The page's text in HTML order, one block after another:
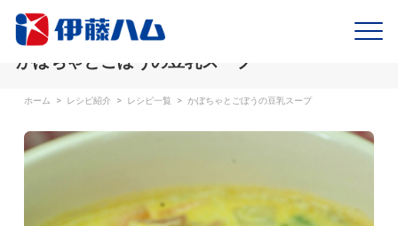
かぼちゃとごぼうの豆乳スープ
ホーム > レシピ紹介 > レシピ一覧 > かぼちゃとごぼうの豆乳スープ